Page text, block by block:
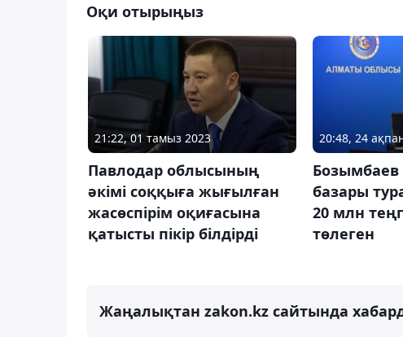
Оқи отырыңыз
21:22, 01 тамыз 2023
Павлодар облысының
әкімі соққыға жығылған
жасөспірім оқиғасына
қатысты пікір білдірді
20:48, 24
базары
20 млн
төлеген
Жаңалықтан zakon.kz сайтында